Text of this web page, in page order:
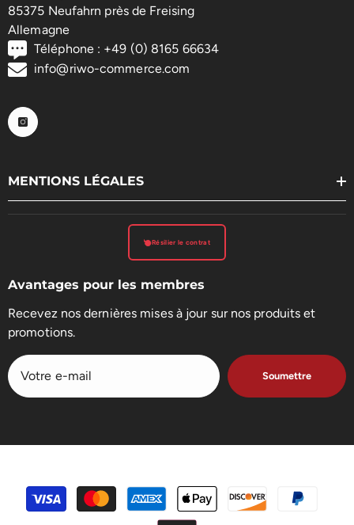
85375 Neufahrn près de Freising
Allemagne
Téléphone : +49 (0) 8165 66634
info@riwo-commerce.com
MENTIONS LÉGALES
Résilier le contrat
Avantages pour les membres
Recevez nos dernières mises à jour sur nos produits et
promotions.
Soumettre
Méthodes
de